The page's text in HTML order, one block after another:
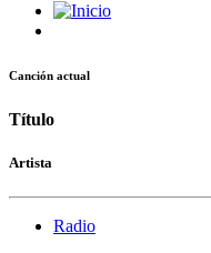
Canción actual
Título
Artista
Radio